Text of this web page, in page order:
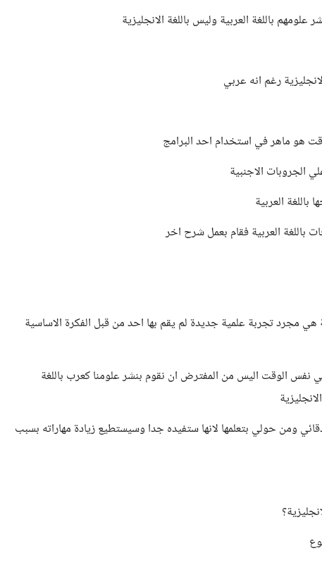
باللغة العربية وليس باللغة الانجليزية
رغم انه عربي
هو ماهر في استخدام احد البرامج
الجروبات الاجنبية
العربية
العربية فقام بعمل شرح اخر
هي مجرد تجربة علمية جديدة لم يقم بها احد من قبل الفكرة الاساسية
في نفس الوقت اليس من المفترض ان نقوم بنشر علومنا كعرب باللغة
ومن حولي بتعلمها لانها ستفيده جدا وسيستطيع زيادة مهاراته بسبب